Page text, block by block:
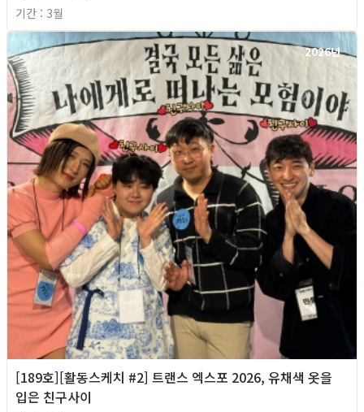
기간 : 3월
2026년
[189호][활동스케치 #2] 트랜스 엑스포 2026, 유채색 옷을
입은 친구사이